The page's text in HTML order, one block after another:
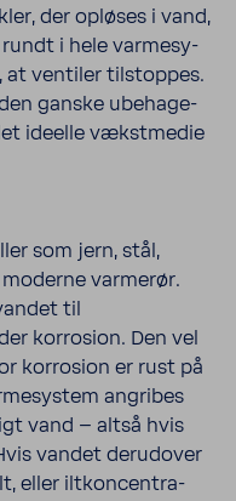
der opløses i vand,
rundt i hele varme­sy­
at ventiler tilstoppes.
ganske ubeha­ge­
ideelle vækstmedie
som jern, stål,
varmerør.
til
korro­sion. Den vel
korro­sion er rust på
angribes
vand – altså hvis
vandet deru­dover
eller iltkon­cent­ra­